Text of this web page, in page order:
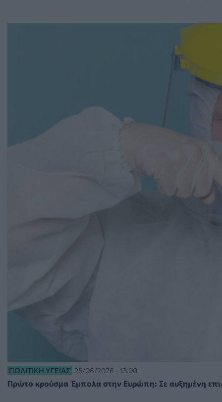
ΠΟΛΙΤΙΚΉ ΥΓΕΊΑΣ 25/06/2026 - 13:00
Πρώτο κρούσμα Έμπολα στην Ευρώπη: Σε αυξημένη